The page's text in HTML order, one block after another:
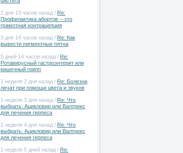
2 дня 13 часов назад / Re:
Профилактика абортов – это
грамотная контрацепция
3 дня 14 часов назад / Re: Как
вывести пигментные пятна
5 дней 14 часов назад / Re:
Ротавирусный гастроэнтерит или
кишечный грипп
1 неделя 2 дня назад / Re: Болезни
лечат при помощи цвета и звуков
1 неделя 3 дня назад / Re: Что
выбрать: Ацикловир или Валтрекс
для лечения герпеса
1 неделя 4 дня назад / Re: Что
выбрать: Ацикловир или Валтрекс
для лечения герпеса
1 неделя 5 дней назад / Re: